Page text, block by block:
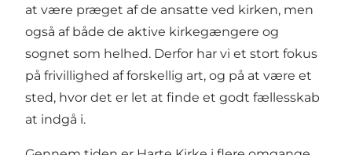
at være præget af de ansatte ved kirken, men
også af både de aktive kirkegængere og
sognet som helhed. Derfor har vi et stort fokus
på frivillighed af forskellig art, og på at være et
sted, hvor det er let at finde et godt fællesskab
at indgå i.